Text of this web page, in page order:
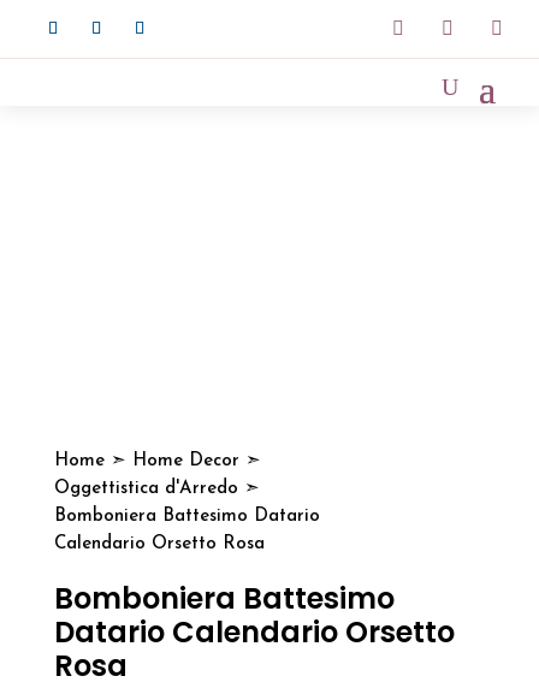
  
Home➣ Home Decor ➣
Oggettistica d'Arredo ➣
Bomboniera Battesimo Datario
Calendario Orsetto Rosa
Bomboniera Battesimo
Datario Calendario Orsetto
Rosa